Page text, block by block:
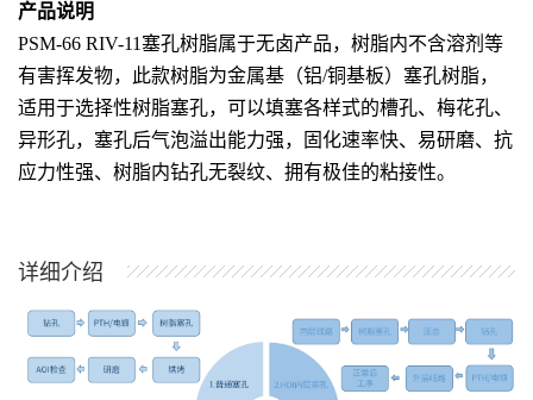
产品说明
PSM-66 RIV-11塞孔树脂属于无卤产品，树脂内不含溶剂等
有害挥发物，此款树脂为金属基（铝/铜基板）塞孔树脂，
适用于选择性树脂塞孔，可以填塞各样式的槽孔、梅花孔、
异形孔，塞孔后气泡溢出能力强，固化速率快、易研磨、抗
应力性强、树脂内钻孔无裂纹、拥有极佳的粘接性。
详细介绍